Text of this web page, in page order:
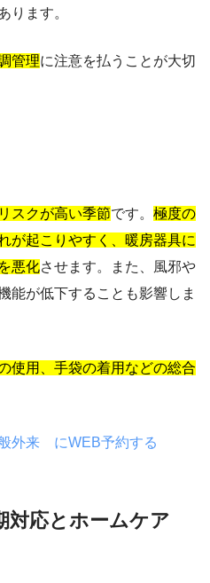
ります。
管理に注意を払うことが大切
スクが高い季節です。 極度の
が起こりやすく、暖房器具に
悪化させます。また、風邪や
能が低下することも影響しま
使用、手袋の着用などの総合
外来 にWEB予約する
対応とホームケア